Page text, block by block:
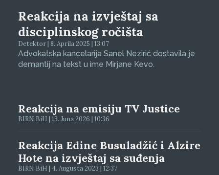
Reakcija na izvještaj sa
disciplinskog ročišta
Detektor | 8. Aprila 2025 | 13:07
Advokatska kancelarija Sanel Nezirić dostavila je
demantij na tekst u ime Mirjane Kevo.
Reakcija na emisiju TV Justice
BIRN BiH | 13. Juna 2026 | 10:36
Reakcija Edine Busuladžić i Alzire
Hote na izvještaj sa suđenja
BIRN BiH | 4. Augusta 2023 | 12:37